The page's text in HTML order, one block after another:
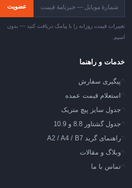
عضویت
تغییرات قیمت روزانه را با پیامک دریافت کنید — بدون
اسپم.
خدمات و راهنما
پیگیری سفارش
استعلام قیمت عمده
جدول سایز پیچ متریک
جدول گشتاور 8.8 و 10.9
راهنمای گرید A2 / A4 / B7
وبلاگ و مقالات
تماس با ما